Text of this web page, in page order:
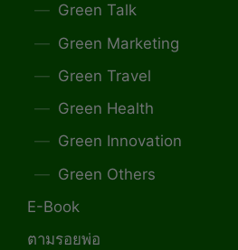
Green Talk
Green Marketing
Green Travel
Green Health
Green Innovation
Green Others
E-Book
ตามรอยพ่อ